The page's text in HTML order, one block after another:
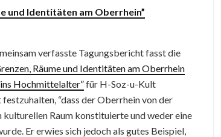
und Identitäten am Oberrhein”
verfasste Tagungsbericht fasst die
Räume und Identitäten am Oberrhein
Hochmittelalter”für H-Soz-u-Kult
“dass der Oberrhein von der
Raum konstituierte und weder eine
Er erwies sich jedoch als gutes Beispiel,